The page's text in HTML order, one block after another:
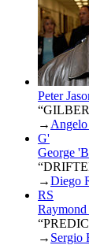
Peter
→
G'
George
→Diego
RS
Raymond
→ Sergio